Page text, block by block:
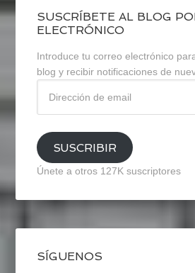
SUSCRÍBETE AL BLOG
ELECTRÓNICO
Introduce tu correo electrónico
blog y recibir notificaciones de
email
SUSCRIBIR
Únete a otros 127K suscriptores
SÍGUENOS